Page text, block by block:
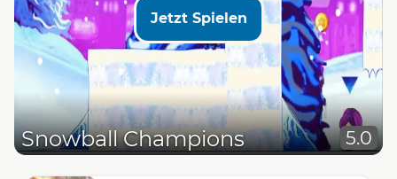
Jetzt Spielen
Snowball Champions 5.0